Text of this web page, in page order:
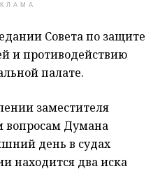
Совета по защите
и противодействию
палате.
заместителя
вопросам Думана
день в судах
находится два иска